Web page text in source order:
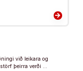
arrow_forward
við leikara og
þeirra verði …